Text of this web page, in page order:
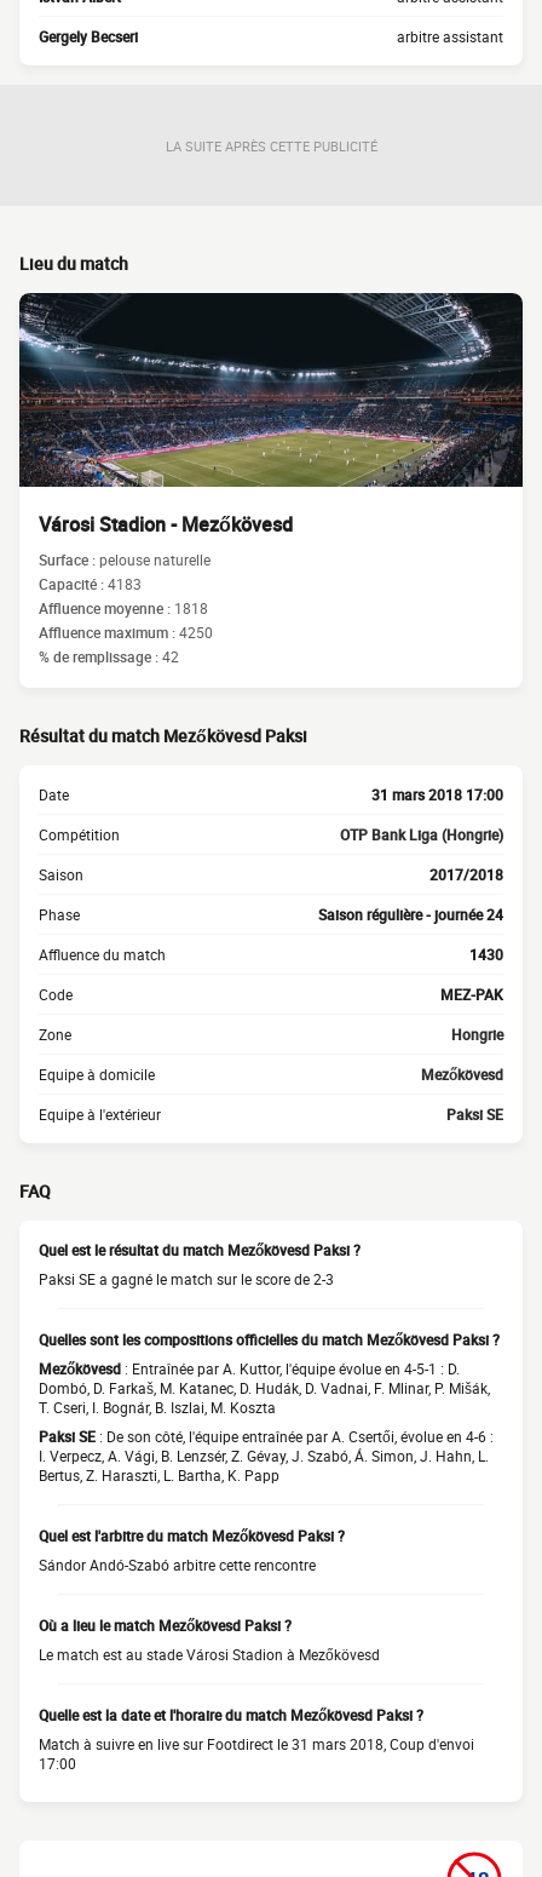
Gergely Becseri arbitre assistant
LA SUITE APRÈS CETTE PUBLICITÉ
Lieu du match
Városi Stadion - Mezőkövesd
Surface :pelouse naturelle
Capacité :4183
Affluence moyenne : 1818
Affluence maximum :4250
% de remplissage :42
Résultat du match Mezőkövesd Paksi
Date 31 mars 2018 17:00
Compétition OTP Bank Liga (Hongrie)
Saison 2017/2018
Phase Saison régulière - journée 24
Affluence du match 1430
Code MEZ-PAK
Zone Hongrie
Equipe à domicile Mezőkövesd
Equipe à l'extérieur Paksi SE
FAQ
Quel est le résultat du match Mezőkövesd Paksi ?
Paksi SE a gagné le match sur le score de 2-3
Quelles sont les compositions officielles du match Mezőkövesd Paksi ?
Mezőkövesd : Entraînée par A. Kuttor, l'équipe évolue en 4-5-1 : D.
Dombó, D. Farkaš, M. Katanec, D. Hudák, D. Vadnai, F. Mlinar, P. Mišák,
T. Cseri, I. Bognár, B. Iszlai, M. Koszta
Paksi SE : De son côté, l'équipe entraînée par A. Csertői, évolue en 4-6 :
I. Verpecz, A. Vági, B. Lenzsér, Z. Gévay, J. Szabó, Á. Simon, J. Hahn, L.
Bertus, Z. Haraszti, L. Bartha, K. Papp
Quel est l'arbitre du match Mezőkövesd Paksi ?
Sándor Andó-Szabó arbitre cette rencontre
Où a lieu le match Mezőkövesd Paksi ?
Le match est au stade Városi Stadion à Mezőkövesd
Quelle est la date et l'horaire du match Mezőkövesd Paksi ?
Match à suivre en live sur Footdirect le 31 mars 2018, Coup d'envoi
17:00